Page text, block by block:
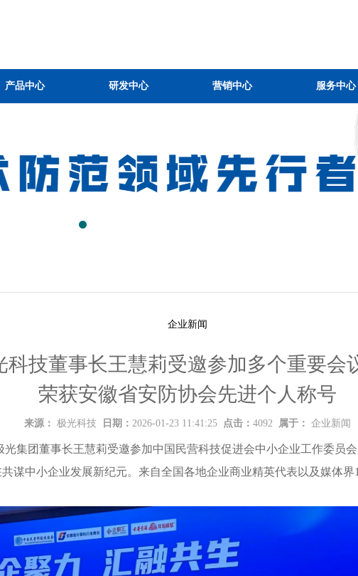
产品中心 研发中心 营销中心 服务中心
企业新闻
科技董事长王慧莉受邀参加多个重要会
荣获安徽省安防协会先进个人称号
来源： 极光科技 日期： 2026-01-23 11:41:25 点击： 4092 属于： 企业新闻
光集团董事长王慧莉受邀参加中国民营科技促进会中小企业工作委员
谋中小企业发展新纪元。来自全国各地企业商业精英代表以及媒体界